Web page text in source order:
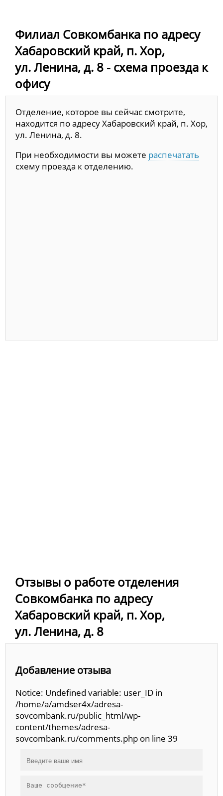
Филиал Совкомбанка по адресу
Хабаровский край, п. Хор,
ул. Ленина, д. 8 - схема проезда к
офису
Отделение, которое вы сейчас смотрите,
находится по адресу Хабаровский край, п. Хор,
ул. Ленина, д. 8.
При необходимости вы можете распечатать
схему проезда к отделению.
Отзывы о работе отделения
Совкомбанка по адресу
Хабаровский край, п. Хор,
ул. Ленина, д. 8
Добавление отзыва
Notice: Undefined variable: user_ID in
/home/a/amdser4x/adresa-
sovcombank.ru/public_html/wp-
content/themes/adresa-
sovcombank.ru/comments.php on line 39